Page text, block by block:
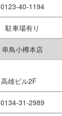
0123-40-1194
駐車場有り
串鳥小樽本店
雄ビル2F
0134-31-2989